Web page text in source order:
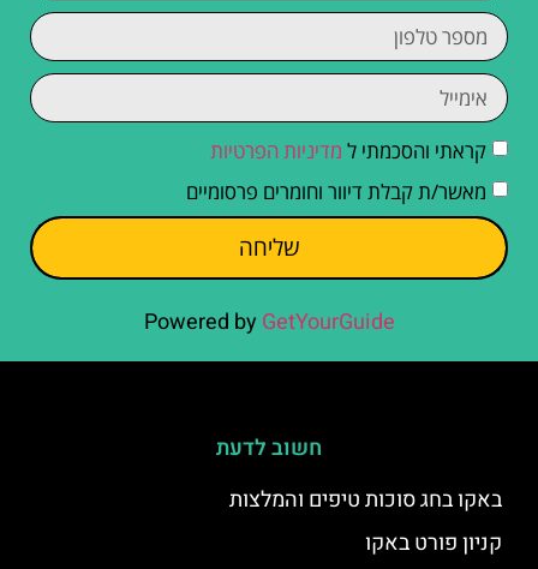
קראתי והסכמתי ל מדיניות הפרטיות
מאשר/ת קבלת דיוור וחומרים פרסומיים
שליחה
Powered by GetYourGuide
חשוב לדעת
באקו בחג סוכות טיפים והמלצות
קניון פורט באקו